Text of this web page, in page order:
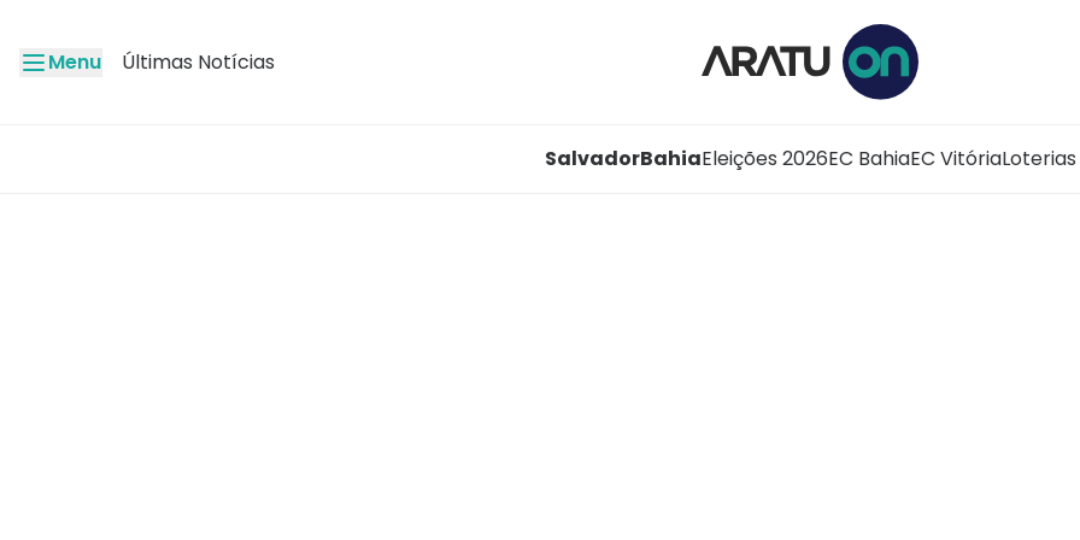
Menu Últimas Notícias
SalvadorBahiaEleições 2026EC BahiaEC VitóriaLoterias